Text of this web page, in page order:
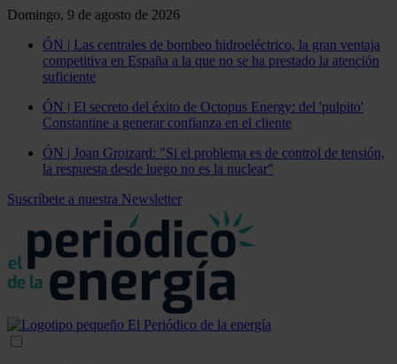
Domingo, 9 de agosto de 2026
ÓN | Las centrales de bombeo hidroeléctrico, la gran ventaja
competitiva en España a la que no se ha prestado la atención
suficiente
ÓN | El secreto del éxito de Octopus Energy: del 'pulpito'
Constantine a generar confianza en el cliente
ÓN | Joan Groizard: "Si el problema es de control de tensión,
la respuesta desde luego no es la nuclear"
Suscríbete a nuestra Newsletter